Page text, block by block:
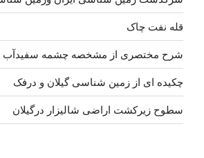
قله نفت چاک
شرح مختصری از مشخصه چشمه سفیدآب
چکیده ای از زمین شناسی گیلان و درفک
سطوح زیرکشت اراضی شالیزار درگیلان